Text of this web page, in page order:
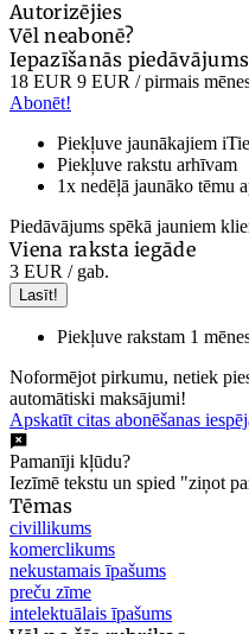
Autorizējies
Vēl neabonē?
Iepazīšanās piedāvājums
18 EUR 9 EUR / pirmais
Abonēt!
Piekļuve jaunākajiem
Piekļuve rakstu arhīvam
1x nedēļā jaunāko tēmu
Piedāvājums spēkā jauniem
Viena raksta iegāde
3 EUR / gab.
Lasīt!
Piekļuve rakstam 1
Noformējot pirkumu, netiek
automātiski maksājumi!
Apskatīt citas abonēšanas
Pamanīji kļūdu?
Iezīmē tekstu un spied "ziņot
Tēmas
civillikums
komerclikums
nekustamais īpašums
preču zīme
intelektuālais īpašums